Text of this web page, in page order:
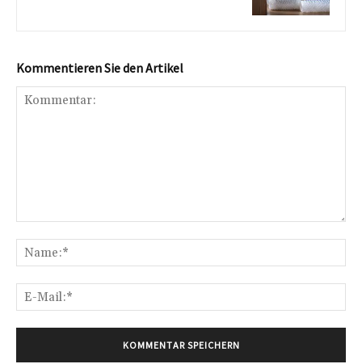
Kommentieren Sie den Artikel